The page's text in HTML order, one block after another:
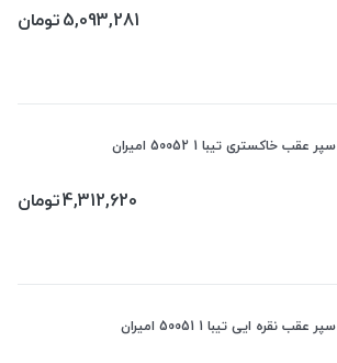
5,093,281تومان
سپر عقب خاکستری تیبا 1 50052 امیران
4,312,620تومان
سپر عقب نقره ایی تیبا 1 50051 امیران